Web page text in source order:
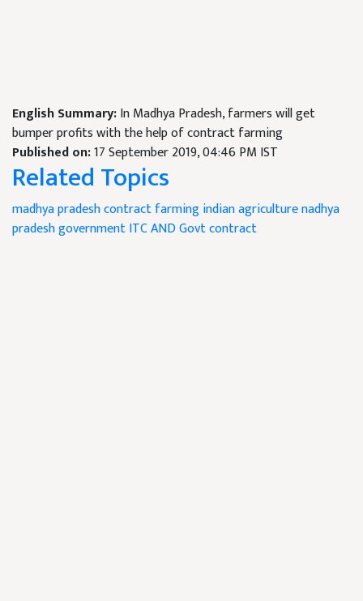
English Summary:In Madhya Pradesh, farmers will get
bumper profits with the help of contract farming
Published on:17 September 2019, 04:46 PM IST
Related Topics
madhya pradeshcontract farmingindian agriculturenadhya
pradesh governmentITC AND Govt contract